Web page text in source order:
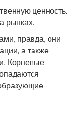
ценность.
рынках.
правда, они
а также
Корневые